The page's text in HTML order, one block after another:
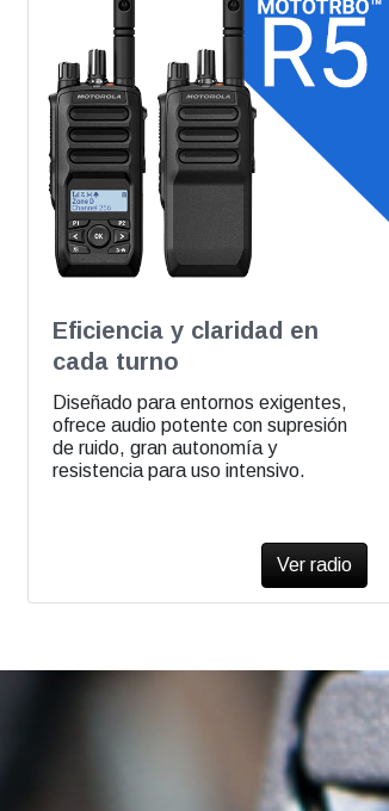
Eficiencia y claridad en
cada turno
Diseñado para entornos exigentes,
ofrece audio potente con supresión
de ruido, gran autonomía y
resistencia para uso intensivo.
Ver radio